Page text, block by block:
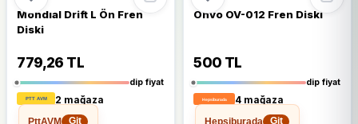
Mondıal Drift L Ön Fren
Diski
779,26 TL
dip fiyat
2 mağaza
PttAVM
Git
Onvo OV-012 Fren Diski
500 TL
dip fiyat
4 mağaza
Hepsiburada
Git